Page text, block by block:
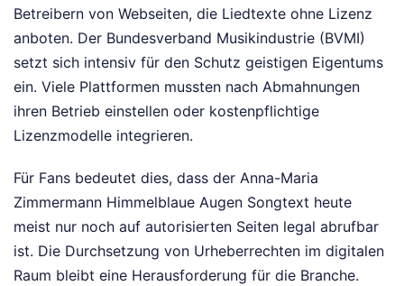
Betreibern von Webseiten, die Liedtexte ohne Lizenz
anboten. Der Bundesverband Musikindustrie (BVMI)
setzt sich intensiv für den Schutz geistigen Eigentums
ein. Viele Plattformen mussten nach Abmahnungen
ihren Betrieb einstellen oder kostenpflichtige
Lizenzmodelle integrieren.
Für Fans bedeutet dies, dass der Anna-Maria
Zimmermann Himmelblaue Augen Songtext heute
meist nur noch auf autorisierten Seiten legal abrufbar
ist. Die Durchsetzung von Urheberrechten im digitalen
Raum bleibt eine Herausforderung für die Branche.